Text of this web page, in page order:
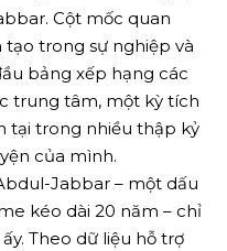
Cột mốc quan
​​​​tạo trong sự nghiệp và
bảng xếp hạng các
trung tâm, một kỳ tích
tại trong nhiều thập kỷ
của mình.
Jabbar – một dấu
kéo dài 20 năm – chỉ
Theo dữ liệu hỗ trợ